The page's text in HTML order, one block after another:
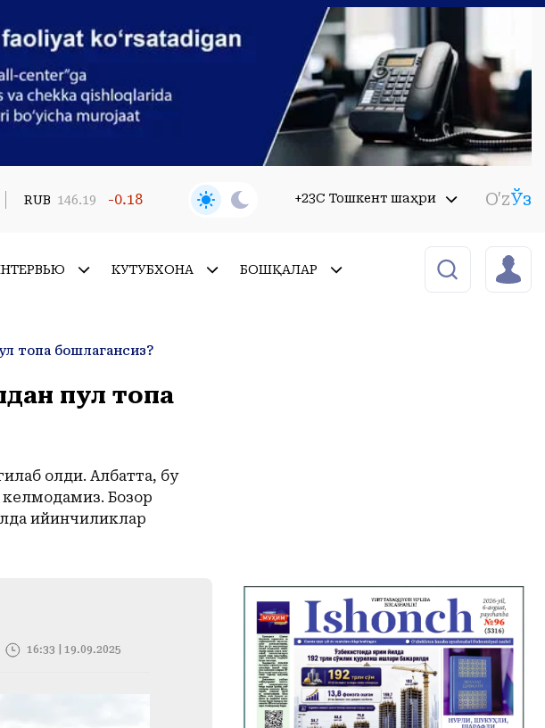
RUB 146.19 -0.18 +23C Тошкент шаҳри O'zЎз
КУТУБХОНА БОШҚАЛАР
топа бошлагансиз?
пул топа
олди. Албатта, бу
Бозор
қийинчиликлар
16:33 | 19.09.2025